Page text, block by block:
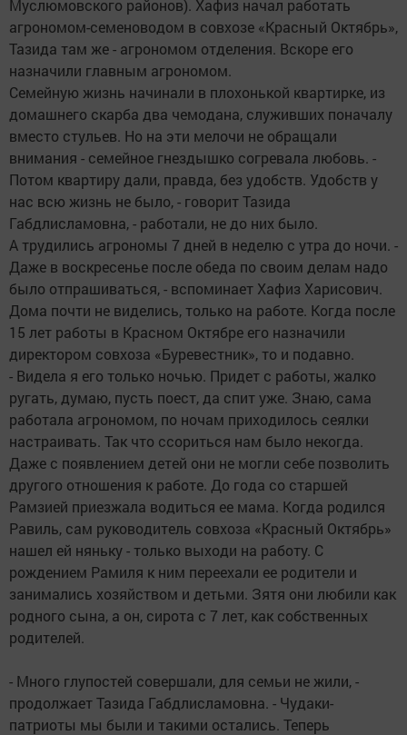
Муслюмовского районов). Хафиз начал работать
агрономом-семеноводом в совхозе «Красный Октябрь»,
Тазида там же - агрономом отделения. Вскоре его
назначили главным агрономом.
Семейную жизнь начинали в плохонькой квартирке, из
домашнего скарба два чемодана, служивших поначалу
вместо стульев. Но на эти мелочи не обращали
внимания - семейное гнездышко согревала любовь. -
Потом квартиру дали, правда, без удобств. Удобств у
нас всю жизнь не было, - говорит Тазида
Габдлисламовна, - работали, не до них было.
А трудились агрономы 7 дней в неделю с утра до ночи. -
Даже в воскресенье после обеда по своим делам надо
было отпрашиваться, - вспоминает Хафиз Харисович.
Дома почти не виделись, только на работе. Когда после
15 лет работы в Красном Октябре его назначили
директором совхоза «Буревестник», то и подавно.
- Видела я его только ночью. Придет с работы, жалко
ругать, думаю, пусть поест, да спит уже. Знаю, сама
работала агрономом, по ночам приходилось сеялки
настраивать. Так что ссориться нам было некогда.
Даже с появлением детей они не могли себе позволить
другого отношения к работе. До года со старшей
Рамзией приезжала водиться ее мама. Когда родился
Равиль, сам руководитель совхоза «Красный Октябрь»
нашел ей няньку - только выходи на работу. С
рождением Рамиля к ним переехали ее родители и
занимались хозяйством и детьми. Зятя они любили как
родного сына, а он, сирота с 7 лет, как собственных
родителей.
- Много глупостей совершали, для семьи не жили, -
продолжает Тазида Габдлисламовна. - Чудаки-
патриоты мы были и такими остались. Теперь